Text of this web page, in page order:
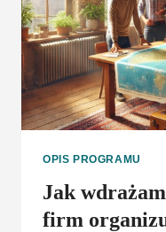
OPIS PROGRAMU
Jak
firm